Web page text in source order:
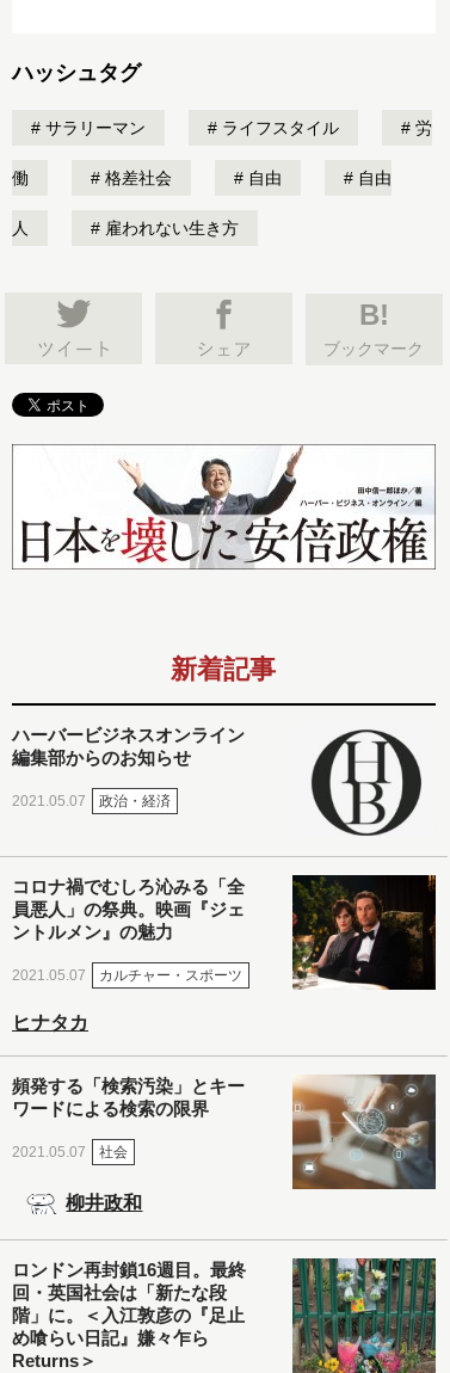
ハッシュタグ
サラリーマン ライフスタイル 労
働 格差社会 自由 自由
人 雇われない生き方
B!
ブックマーク
新着記事
ハーバービジネスオンライン
編集部からのお知らせ
2021.05.07 政治・経済
コロナ禍でむしろ沁みる「全
員悪人」の祭典。映画『ジェ
ントルメン』の魅力
2021.05.07 カルチャー・スポーツ
ヒナタカ
頻発する「検索汚染」とキー
ワードによる検索の限界
2021.05.07 社会
柳井政和
ロンドン再封鎖16週目。最終
回・英国社会は「新たな段
階」に。＜入江敦彦の『足止
め喰らい日記』嫌々乍ら
Returns＞